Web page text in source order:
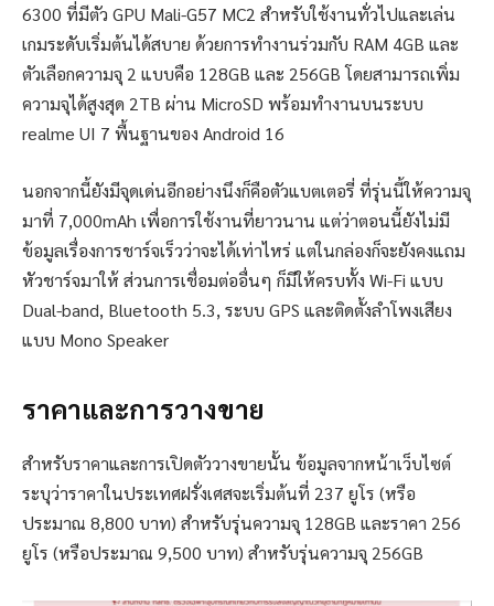
6300 ที่มีตัว GPU Mali-G57 MC2 สำหรับใช้งานทั่วไปและเล่น
เกมระดับเริ่มต้นได้สบาย ด้วยการทำงานร่วมกับ RAM 4GB และ
ตัวเลือกความจุ 2 แบบคือ 128GB และ 256GB โดยสามารถเพิ่ม
ความจุได้สูงสุด 2TB ผ่าน MicroSD พร้อมทำงานบนระบบ
realme UI 7 พื้นฐานของ Android 16
นอกจากนี้ยังมีจุดเด่นอีกอย่างนึงก็คือตัวแบตเตอรี่ ที่รุ่นนี้ให้ความจุ
มาที่ 7,000mAh เพื่อการใช้งานที่ยาวนาน แต่ว่าตอนนี้ยังไม่มี
ข้อมูลเรื่องการชาร์จเร็วว่าจะได้เท่าไหร่ แต่ในกล่องก็จะยังคงแถม
หัวชาร์จมาให้ ส่วนการเชื่อมต่ออื่นๆ ก็มีให้ครบทั้ง Wi-Fi แบบ
Dual-band, Bluetooth 5.3, ระบบ GPS และติดตั้งลำโพงเสียง
แบบ Mono Speaker
ราคาและการวางขาย
สำหรับราคาและการเปิดตัววางขายนั้น ข้อมูลจากหน้าเว็บไซต์
ระบุว่าราคาในประเทศฝรั่งเศสจะเริ่มต้นที่ 237 ยูโร (หรือ
ประมาณ 8,800 บาท) สำหรับรุ่นความจุ 128GB และราคา 256
ยูโร (หรือประมาณ 9,500 บาท) สำหรับรุ่นความจุ 256GB